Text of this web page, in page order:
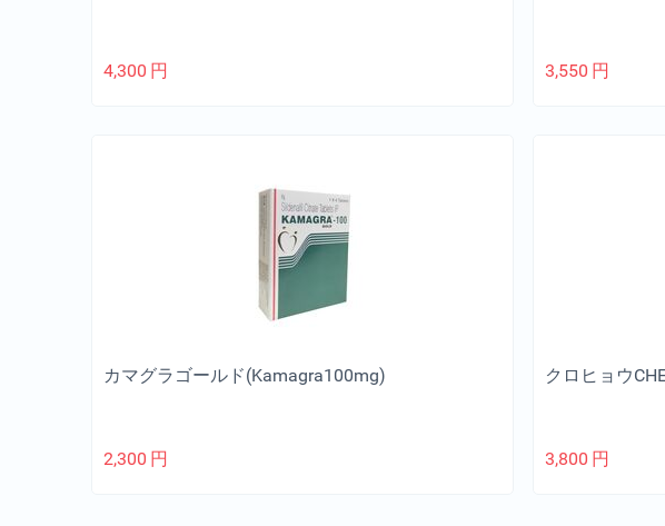
4,300 円 3,550 円
カマグラゴールド(Kamagra100mg)
2,300 円
クロヒョウ
3,800 円